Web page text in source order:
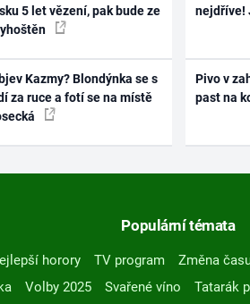
5 let vězení, pak bude ze
Kazmy? Blondýnka se s
za ruce a fotí se na místě
nejdříve!
Pivo v
past na
Populární témata
horory TV program Změna
Volby 2025 Svařené víno Tatarák